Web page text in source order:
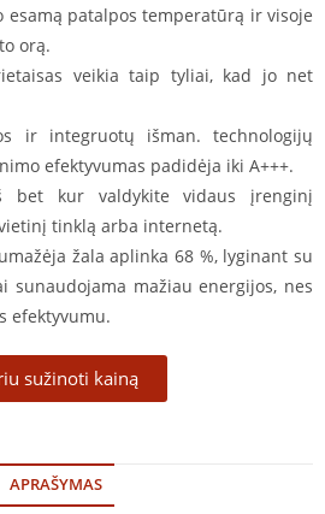
esamą patalpos temperatūrą ir visoje
orą.
veikia taip tyliai, kad jo net
ir integruotų išman. technologijų
efektyvumas padidėja iki A+++.
bet kur valdykite vidaus įrenginį
tinklą arba internetą.
žala aplinka 68 %, lyginant su
sunaudojama mažiau energijos, nes
efektyvumu.
sužinoti kainą
APRAŠYMAS